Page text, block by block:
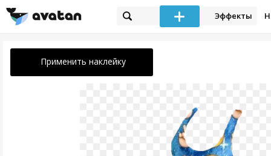
Эффекты
Применить наклейку